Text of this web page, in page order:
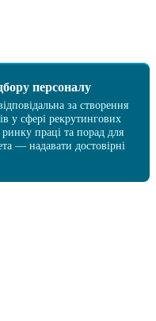
персоналу
за створення
у сфері рекрутингових
праці та порад для
— надавати достовірні